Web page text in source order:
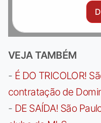
VEJA TAMBÉM
- É DO TRICOLOR!
contratação de
- DE SAÍDA! São